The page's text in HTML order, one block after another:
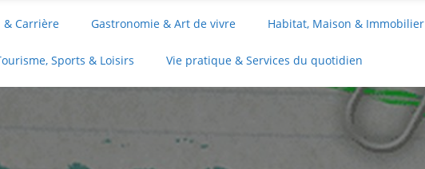
& Carrière Gastronomie & Art de vivre Habitat, Maison & Immobilier
Sports & Loisirs Vie pratique & Services du quotidien